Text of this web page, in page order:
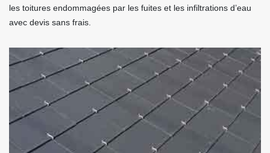
les toitures endommagées par les fuites et les infiltrations d’eau
avec devis sans frais.